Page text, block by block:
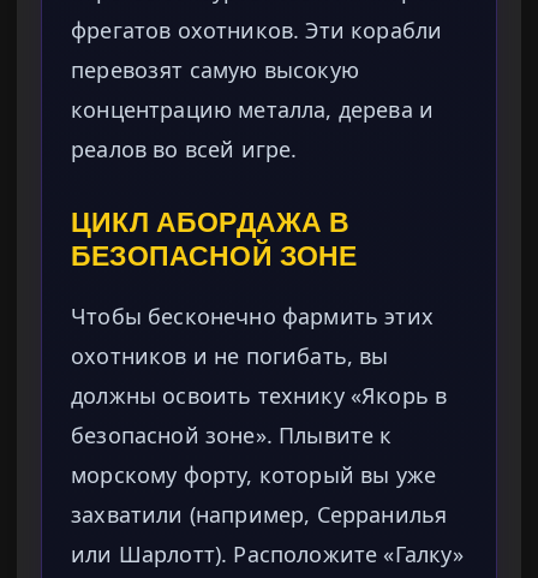
фрегатов охотников. Эти корабли
перевозят самую высокую
концентрацию металла, дерева и
реалов во всей игре.
ЦИКЛ АБОРДАЖА В
БЕЗОПАСНОЙ ЗОНЕ
Чтобы бесконечно фармить этих
охотников и не погибать, вы
должны освоить технику «Якорь в
безопасной зоне». Плывите к
морскому форту, который вы уже
захватили (например, Серранилья
или Шарлотт). Расположите «Галку»